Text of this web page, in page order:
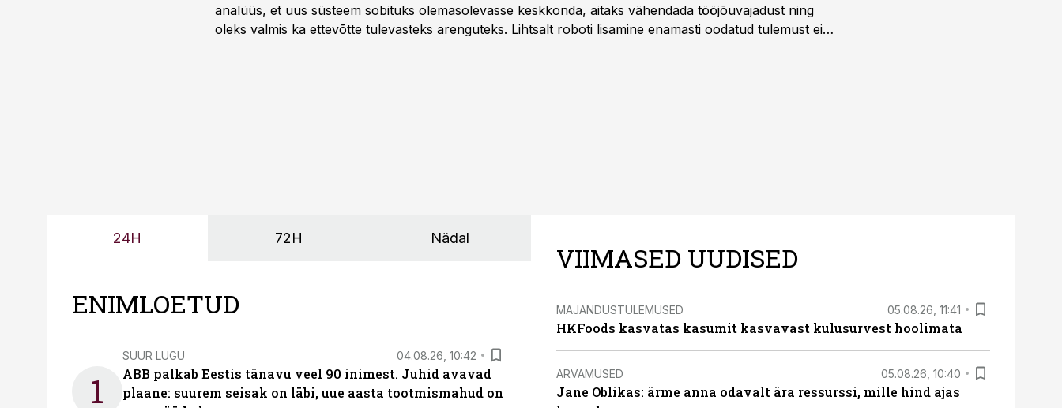
analüüs, et uus süsteem sobituks olemasolevasse keskkonda, aitaks vähendada tööjõuvajadust ning
oleks valmis ka ettevõtte tulevasteks arenguteks. Lihtsalt roboti lisamine enamasti oodatud tulemust ei
24H 72H Nädal
ENIMLOETUD
1
SUUR LUGU 04.08.26, 10:42
ABB palkab Eestis tänavu veel 90 inimest. Juhid avavad
plaane: suurem seisak on läbi, uue aasta tootmismahud on
VIIMASED UUDISED
MAJANDUSTULEMUSED 05.08.26, 11:41
HKFoods kasvatas kasumit kasvavast kulusurvest hoolimata
ARVAMUSED 05.08.26, 10:40
Jane Oblikas: ärme anna odavalt ära ressurssi, mille hind ajas